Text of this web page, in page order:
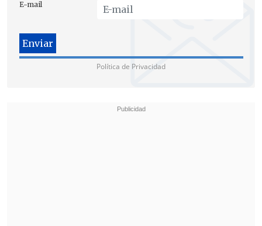
E-mail
Política de Privacidad